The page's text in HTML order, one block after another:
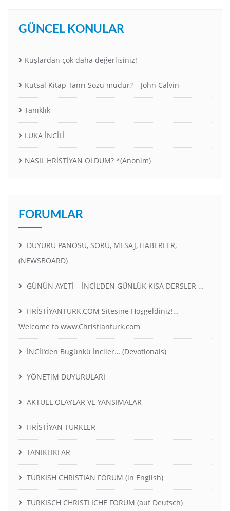
GÜNCEL KONULAR
Kuşlardan çok daha değerlisiniz!
Kutsal Kitap Tanrı Sözü müdür? – John Calvin
Tanıklık
LUKA İNCİLİ
NASIL HRİSTİYAN OLDUM? *(Anonim)
FORUMLAR
DUYURU PANOSU, SORU, MESAJ, HABERLER,
(NEWSBOARD)
GÜNÜN AYETİ – İNCİL’DEN GÜNLÜK KISA DERSLER …
HRİSTİYANTÜRK.COM Sitesine Hoşgeldiniz!…
Welcome to www.Christianturk.com
İNCİL’den Bugünkü İnciler… (Devotionals)
YÖNETiM DUYURULARI
AKTUEL OLAYLAR VE YANSIMALAR
HRİSTİYAN TÜRKLER
TANIKLIKLAR
TURKISH CHRISTIAN FORUM (in English)
TURKISCH CHRISTLICHE FORUM (auf Deutsch)